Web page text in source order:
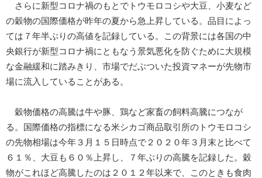
さらに新型コロナ禍のもとでトウモロコシや大豆、小麦など
の穀物の国際価格が昨年の夏から急上昇している。品目によっ
ては７年半ぶりの高値を記録している。この背景には各国の中
央銀行が新型コロナ禍にともなう景気悪化を防ぐために大規模
な金融緩和に踏みきり、市場でだぶついた投資マネーが先物市
場に流入していることがある。
穀物価格の高騰は牛や豚、鶏など家畜の飼料高騰につなが
る。国際価格の指標になる米シカゴ商品取引所のトウモロコシ
の先物相場は今年３月１５日時点で２０２０年３月末と比べて
６１％、大豆も６０％上昇し、７年ぶりの高騰を記録した。穀
物がこれほど高騰したのは２０１２年以来で、このときも食肉